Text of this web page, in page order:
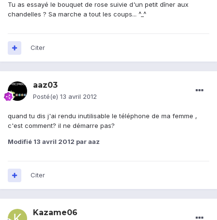
Tu as essayé le bouquet de rose suivie d'un petit dîner aux
chandelles ? Sa marche a tout les coups... ^_^
Citer
aaz03
Posté(e) 13 avril 2012
quand tu dis j'ai rendu inutilisable le téléphone de ma femme ,
c'est comment? il ne démarre pas?
Modifié 13 avril 2012 par aaz
Citer
Kazame06